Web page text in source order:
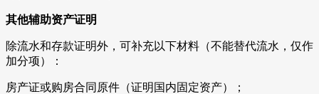
其他辅助资产证明
除流水和存款证明外，可补充以下材料（不能替代流水，仅作
加分项）：
房产证或购房合同原件（证明国内固定资产）；